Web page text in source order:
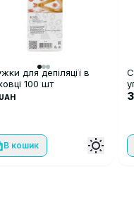
для депіляції в
100 шт
UAH
В кошик